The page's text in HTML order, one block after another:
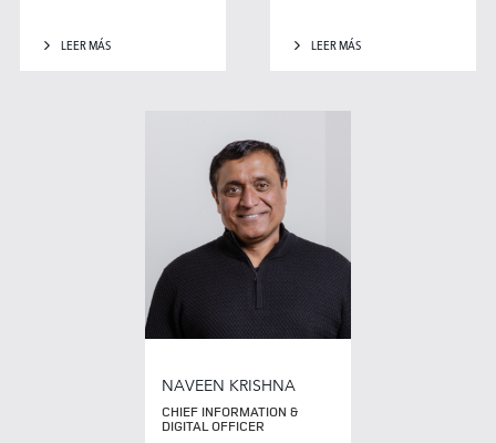
LEER MÁS LEER MÁS
NAVEEN KRISHNA
CHIEF INFORMATION &
DIGITAL OFFICER